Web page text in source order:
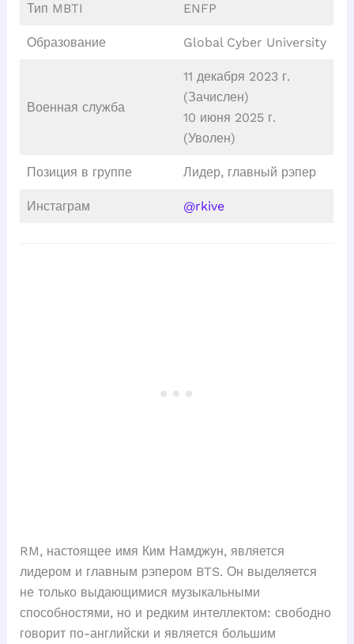
Тип MBTI ENFP
Образование Global Cyber University
Военная служба
11 декабря 2023 г.
(Зачислен)
10 июня 2025 г.
(Уволен)
Позиция в группе Лидер, главный рэпер
Инстаграм @rkive
RM, настоящее имя Ким Намджун, является
лидером и главным рэпером BTS. Он выделяется
не только выдающимися музыкальными
способностями, но и редким интеллектом: свободно
говорит по-английски и является большим